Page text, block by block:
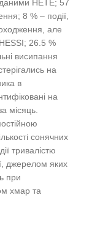
даними НЕТЕ; 57
8 % – події,
але
26.5 %
висипання
на
в
на
місяць.
сонячних
тривалістю
джерелом яких
при
хмар та